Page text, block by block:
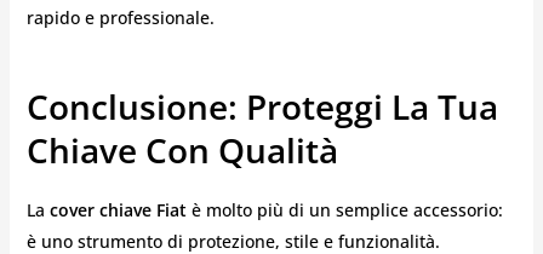
rapido e professionale.
Conclusione: Proteggi La Tua
Chiave Con Qualità
La cover chiave Fiat è molto più di un semplice accessorio:
è uno strumento di protezione, stile e funzionalità.